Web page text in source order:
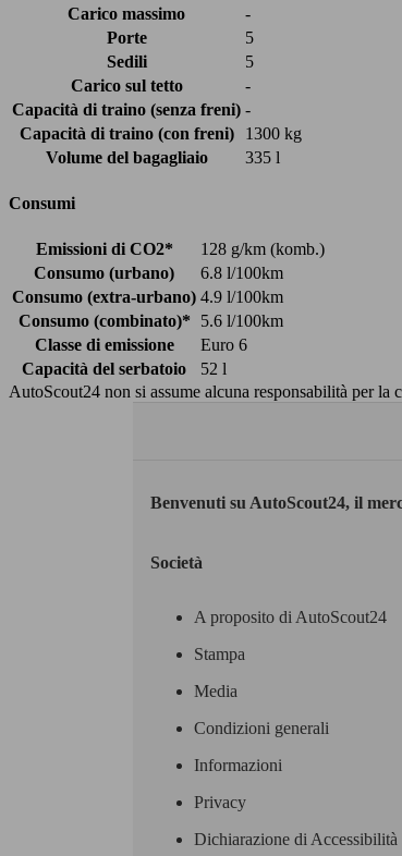
Carico massimo
-
Porte
5
Sedili
5
Carico sul tetto
-
Capacità di traino (senza freni) -
Capacità di traino (con freni)
1300 kg
Volume del bagagliaio
335 l
Consumi
Emissioni di CO2*
128 g/km (komb.)
Consumo (urbano)
6.8 l/100km
Consumo (extra-urbano) 4.9 l/100km
Consumo (combinato)*
5.6 l/100km
Classe di emissione
Euro 6
Capacità del serbatoio
52 l
AutoScout24 non si assume alcuna responsabilità per la
Benvenuti su AutoScout24, il
Società
A proposito di AutoScout24
Stampa
Media
Condizioni generali
Informazioni
Privacy
Dichiarazione di Accessibilità